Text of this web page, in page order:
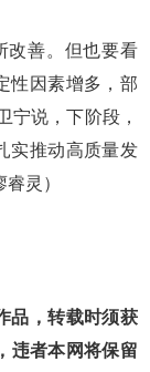
善。但也要看
性因素增多，部
宁说，下阶段，
实推动高质量发
灵）
，转载时须获
违者本网将保留